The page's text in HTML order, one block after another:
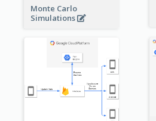
Monte Carlo
Simulations